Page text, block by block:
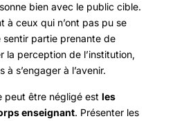
bien avec le public cible.
à ceux qui n’ont pas pu se
sentir partie prenante de
la perception de l’institution,
s’engager à l’avenir.
peut être négligé est les
enseignant. Présenter les